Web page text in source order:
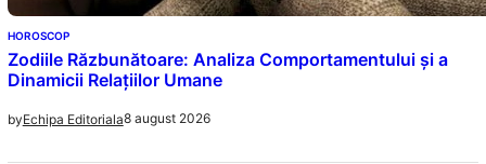
HOROSCOP
Zodiile Răzbunătoare: Analiza Comportamentului și a
Dinamicii Relațiilor Umane
byEchipa Editoriala8 august 2026